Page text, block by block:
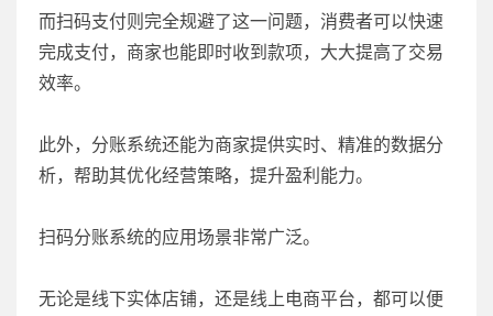
而扫码支付则完全规避了这一问题，消费者可以快速
完成支付，商家也能即时收到款项，大大提高了交易
效率。
此外，分账系统还能为商家提供实时、精准的数据分
析，帮助其优化经营策略，提升盈利能力。
扫码分账系统的应用场景非常广泛。
无论是线下实体店铺，还是线上电商平台，都可以便